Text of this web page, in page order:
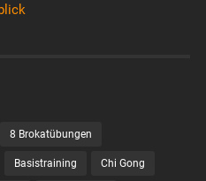
8 Brokatübungen
Basistraining Chi Gong